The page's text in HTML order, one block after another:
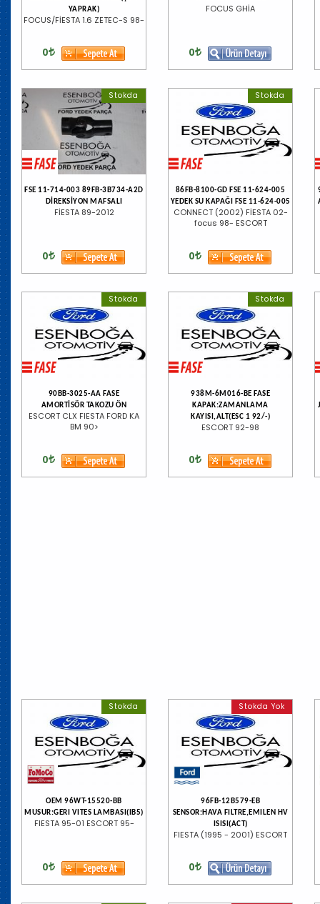
YAPRAK)
FOCUS/FİESTA 1.6 ZETEC-S 98-
0
FOCUS GHİA
0
Stokda
FSE 11-714-003 89FB-3B734-A2D
DİREKSİYON MAFSALI
FİESTA 89-2012
0
Stokda
86FB-8100-GD FSE 11-624-005
YEDEK SU KAPAĞI FSE 11-624-005
CONNECT (2002) FİESTA 02-
focus 98- ESCORT
0
Stokda
90BB-3025-AA FASE
AMORTİSÖR TAKOZU ÖN
ESCORT CLX FIESTA FORD KA
BM 90>
0
Stokda
938M-6M016-BE FASE
KAPAK:ZAMANLAMA
KAYISI,ALT(ESC 1 92/-)
ESCORT 92-98
0
Stokda
OEM 96WT-15520-BB
MUSUR:GERI VITES LAMBASI(IB5)
FIESTA 95-01 ESCORT 95-
0
Stokda Yok
96FB-12B579-EB
SENSOR:HAVA FILTRE,EMILEN HV
ISISI(ACT)
FIESTA (1995 - 2001) ESCORT
0